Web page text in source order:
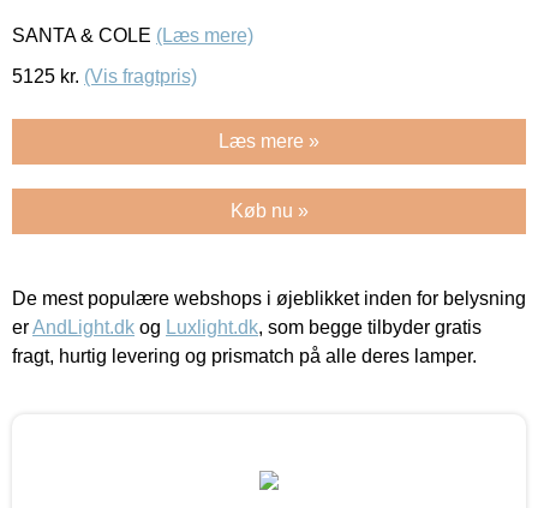
SANTA & COLE (Læs mere)
5125 kr. (Vis fragtpris)
Læs mere »
Køb nu »
De mest populære webshops i øjeblikket inden for belysning
erAndLight.dk og Luxlight.dk, som begge tilbyder gratis
fragt, hurtig levering og prismatch på alle deres lamper.